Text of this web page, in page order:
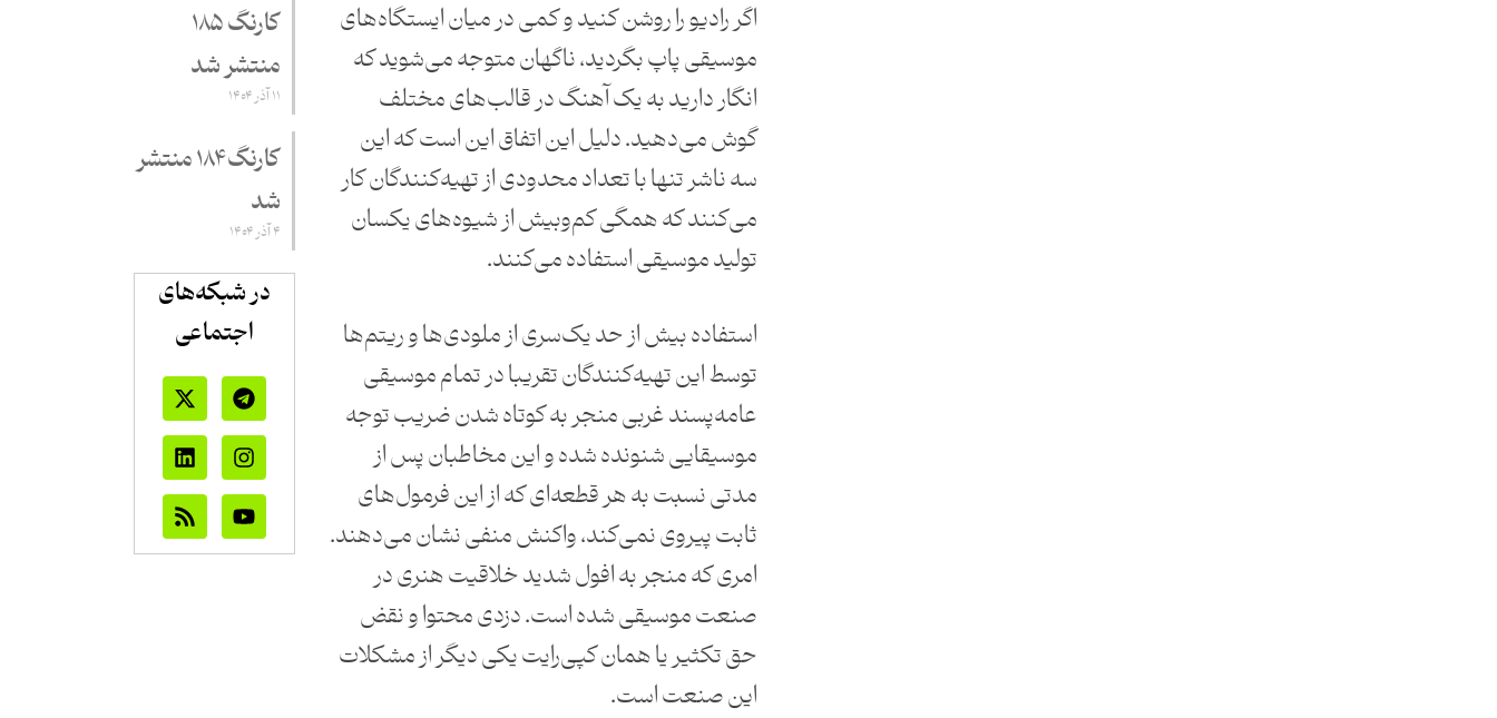
اگر رادیو را روشن کنید و کمی در میان ایستگاه‌های
موسیقی پاپ بگردید، ناگهان متوجه می‌شوید که
انگار دارید به یک آهنگ در قالب‌های مختلف
گوش می‌دهید. دلیل این اتفاق این است که این
سه ناشر تنها با تعداد محدودی از تهیه‌کنندگان کار
می‌کنند که همگی کم‌و‌بیش از شیوه‌های یکسان
تولید موسیقی استفاده می‌کنند.
استفاده بیش از حد یک‌سری از ملودی‌ها و ریتم‌ها
توسط این تهیه‌کنندگان تقریبا در تمام موسیقی
عامه‌پسند غربی منجر به کوتاه شدن ضریب توجه
موسیقایی شنونده شده و این مخاطبان پس از
مدتی نسبت به هر قطعه‌ای که از این فرمول‌های
ثابت پیروی نمی‌کند، واکنش منفی نشان می‌دهند.
امری که منجر به افول شدید خلاقیت هنری در
صنعت موسیقی شده است. دزدی محتوا و نقض
حق تکثیر یا همان کپی‌‌رایت یکی دیگر از مشکلات
این صنعت است.
کارنگ ۱۸۵
منتشر شد
۱۱ آذر ۱۴۰۴
کارنگ ۱۸۴ منتشر
شد
۴ آذر ۱۴۰۴
در شبکه‌های
اجتماعی